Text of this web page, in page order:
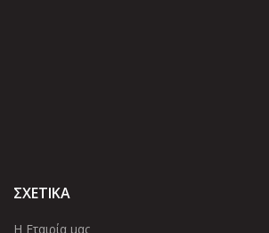
ΣΧΕΤΙΚΑ
Η Εταιρία μας